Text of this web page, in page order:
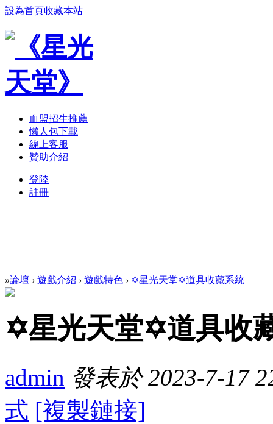
設為首頁收藏本站
血盟招生推薦
懶人包下載
線上客服
贊助介紹
登陸
註冊
»論壇 › 遊戲介紹 › 遊戲特色 › ✡星光天堂✡道具收藏系統
✡星光天堂✡道具收
admin 發表於 2023-7-17
式 [複製鏈接]